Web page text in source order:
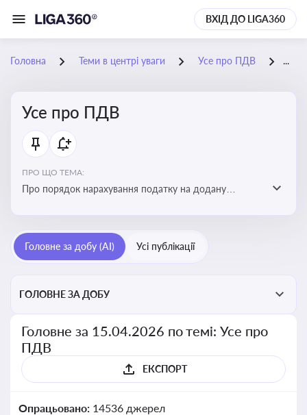
ВХІД ДО LIGA360
Головна Теми в центрі уваги Усе про ПДВ 15-
Усе про ПДВ
ПРО ЩО ТЕМА:
Про порядок нарахування податку на додану
економіку
Головне за добу (AI) Усі публікації
ГОЛОВНЕ ЗА ДОБУ
Головне за 15.04.2026 по темі: Усе про
ПДВ
ЕКСПОРТ
Опрацьовано: 14536 джерел